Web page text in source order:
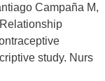
Campaña M,
study. Nurs